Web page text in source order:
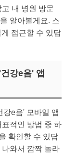
내 병원 방문
알아볼게요. 스
접근할 수 있답
강e음' 앱
강e음' 모바일 앱
적인 방법 중 하
확인할 수 있답
와서 깜짝 놀라